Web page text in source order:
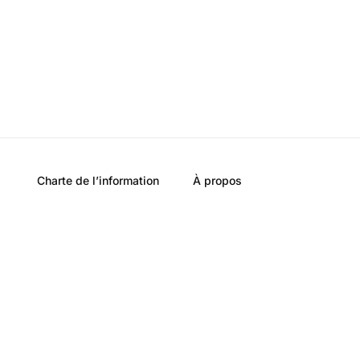
Charte de l’information À propos